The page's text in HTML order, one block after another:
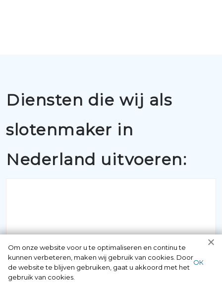
Diensten die wij als
slotenmaker in
Nederland uitvoeren:
Als u belt met 097006521500 krijgt u
Om onze website voor u te optimaliseren en continu te
kunnen verbeteren, maken wij gebruik van cookies. Door
de website te blijven gebruiken, gaat u akkoord met het
gebruik van cookies.
ОК